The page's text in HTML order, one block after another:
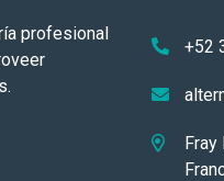
profesional
+52
Fray